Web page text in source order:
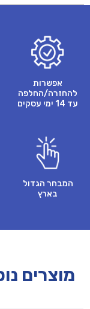
אפשרות
להחזרה/החלפה
עד 14 ימי עסקים
המבחר הגדול
בארץ
מוצרים